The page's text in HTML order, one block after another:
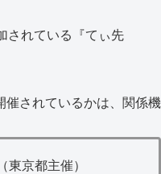
されている『てぃ先
されているかは、関係機
東京都主催）